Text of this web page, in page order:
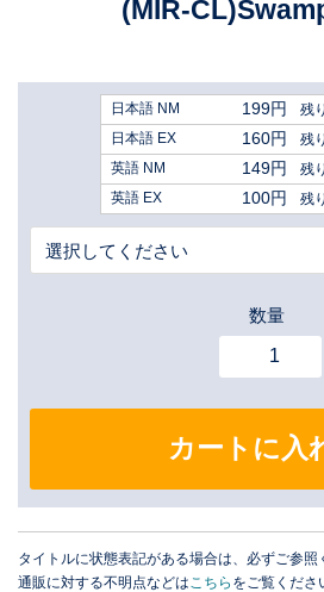
(MIR-
日本語 NM 199円
残
日本語 EX
160円
残
英語 NM
149円
残
英語 EX
100円 残
数量
カートに入
タイトルに状態表記がある場合は、必ずご参照
通販に対する不明点などは こちら をご覧くださ